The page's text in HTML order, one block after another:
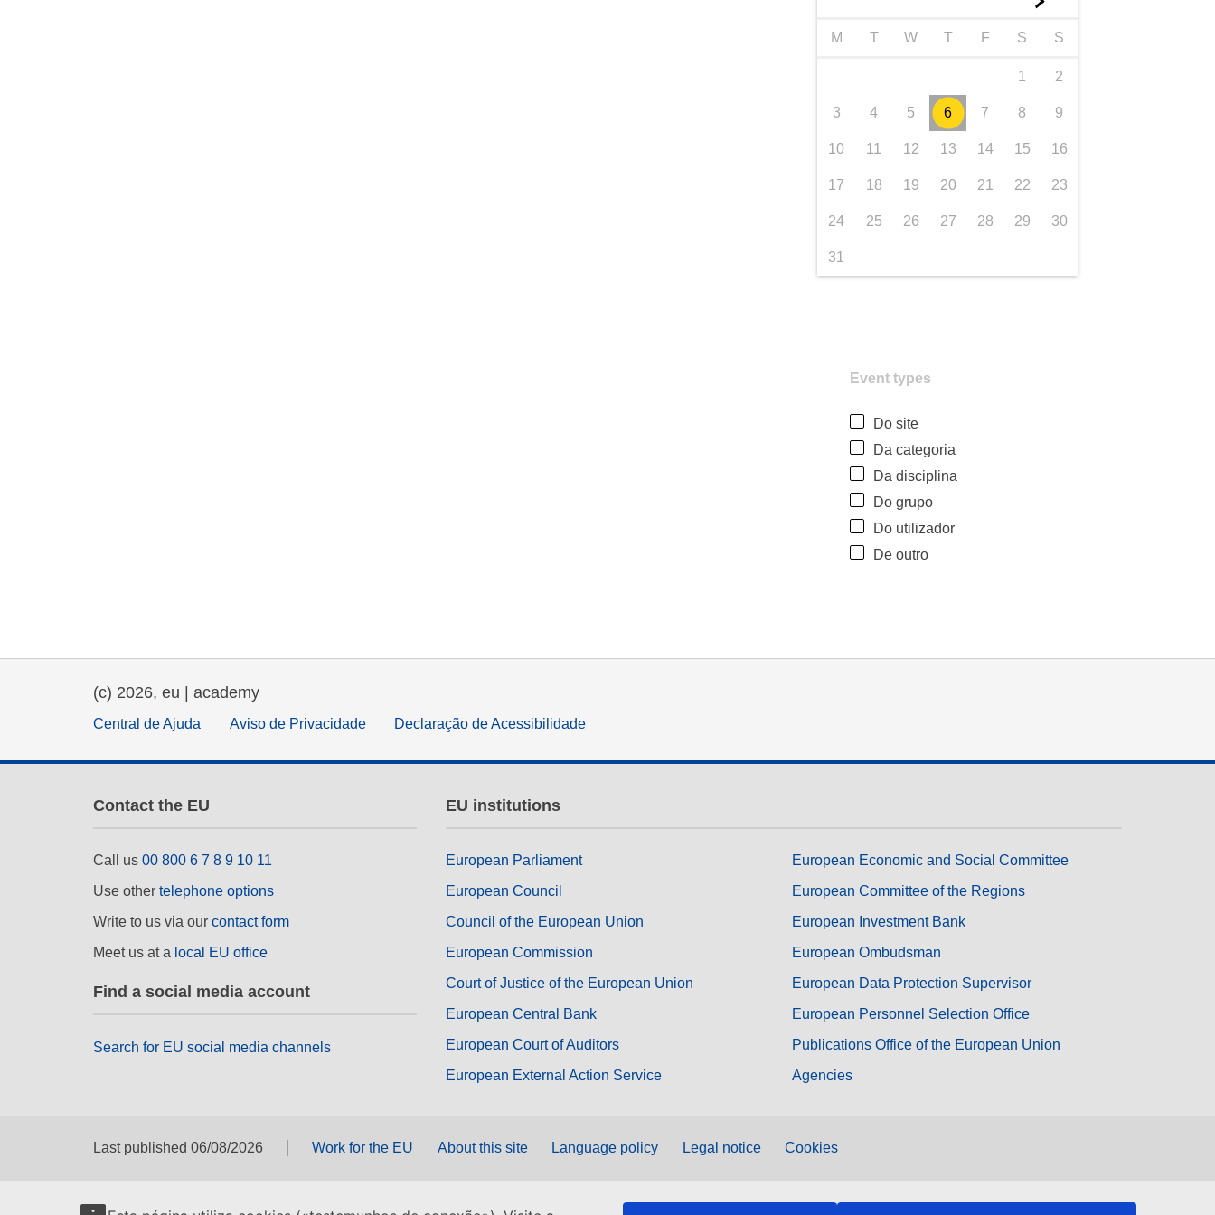
M T W T F S S
1 2
3 4 5 6 7 8 9
10 11 12 13 14 15 16
17 18 19 20 21 22 23
24 25 26 27 28 29 30
31
Event types
Do site
Da categoria
Da disciplina
Do grupo
Do utilizador
De outro
(c) 2026, eu | academy
Central de Ajuda Aviso de Privacidade Declaração de Acessibilidade
Contact the EU
Call us 00 800 6 7 8 9 10 11
Use other telephone options
Write to us via our contact form
Meet us at a local EU office
Find a social media account
Search for EU social media channels
EU institutions
European Parliament
European Council
Council of the European Union
European Commission
Court of Justice of the European Union
European Central Bank
European Court of Auditors
European External Action Service
European Economic and Social Committee
European Committee of the Regions
European Investment Bank
European Ombudsman
European Data Protection Supervisor
European Personnel Selection Office
Publications Office of the European Union
Agencies
Last published 06/08/2026 Work for the EU About this site Language policy Legal notice Cookies